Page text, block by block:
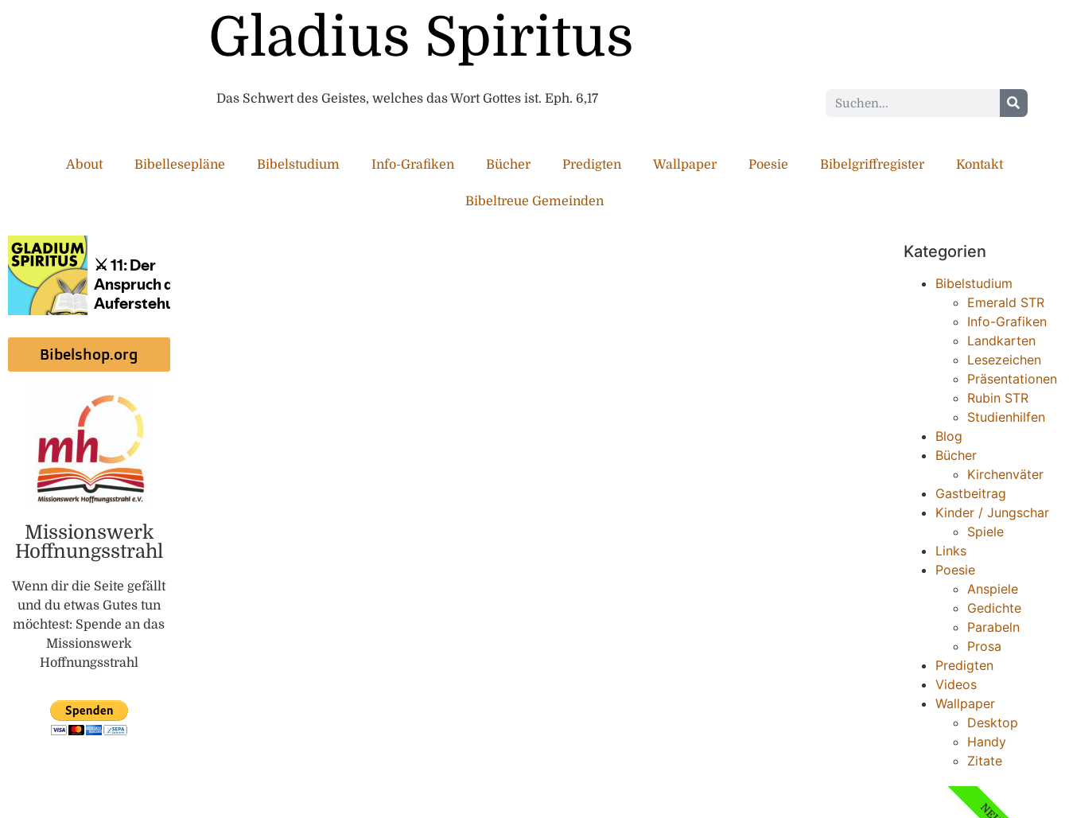
Gladius Spiritus
Das Schwert des Geistes, welches das Wort Gottes ist. Eph. 6,17
About Bibellesepläne Bibelstudium Info-Grafiken Bücher Predigten Wallpaper Poesie Bibelgriffregister Kontakt
Bibeltreue Gemeinden
Bibelshop.org
Missionswerk
Hoffnungsstrahl
Wenn dir die Seite gefällt
und du etwas Gutes tun
möchtest: Spende an das
Missionswerk
Hoffnungsstrahl
Kategorien
Bibelstudium
Emerald STR
Info-Grafiken
Landkarten
Lesezeichen
Präsentationen
Rubin STR
Studienhilfen
Blog
Bücher
Kirchenväter
Gastbeitrag
Kinder / Jungschar
Spiele
Links
Poesie
Anspiele
Gedichte
Parabeln
Prosa
Predigten
Videos
Wallpaper
Desktop
Handy
Zitate